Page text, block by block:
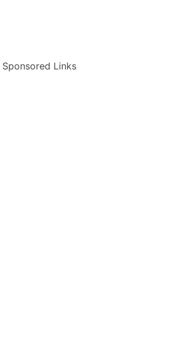
Sponsored Links